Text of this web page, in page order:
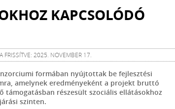
KAPCSOLÓDÓ
2025. NOVEMBER 17.
formában nyújtottak be fejlesztési
amelynek eredményeként a projekt bruttó
támogatásban részesült szociális ellátásokhoz
szinten.